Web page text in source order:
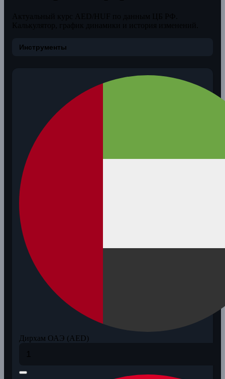
Инструменты
Дирхам ОАЭ (AED)